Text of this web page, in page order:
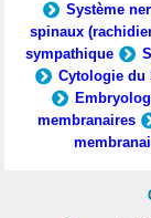
Système
spinaux
sympathique
Cytologie du
membranaires